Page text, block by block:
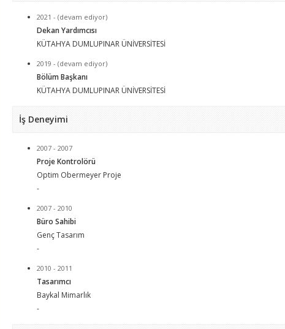
2021 - (devam ediyor)
Dekan Yardımcısı
KÜTAHYA DUMLUPINAR ÜNİVERSİTESİ
2019 - (devam ediyor)
Bölüm Başkanı
KÜTAHYA DUMLUPINAR ÜNİVERSİTESİ
İş Deneyimi
2007 - 2007
Proje Kontrolörü
Optim Obermeyer Proje
-
2007 - 2010
Büro Sahibi
Genç Tasarım
-
2010 - 2011
Tasarımcı
Baykal Mimarlık
-